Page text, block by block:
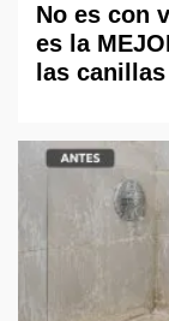
No es con
es la
las